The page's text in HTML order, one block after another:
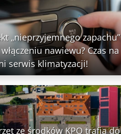
„nieprzyjemnego zapachu”
nawiewu? Czas na
serwis klimatyzacji!
ze środków KPO trafia do